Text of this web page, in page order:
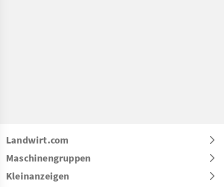
Landwirt.com
Maschinengruppen
Kleinanzeigen